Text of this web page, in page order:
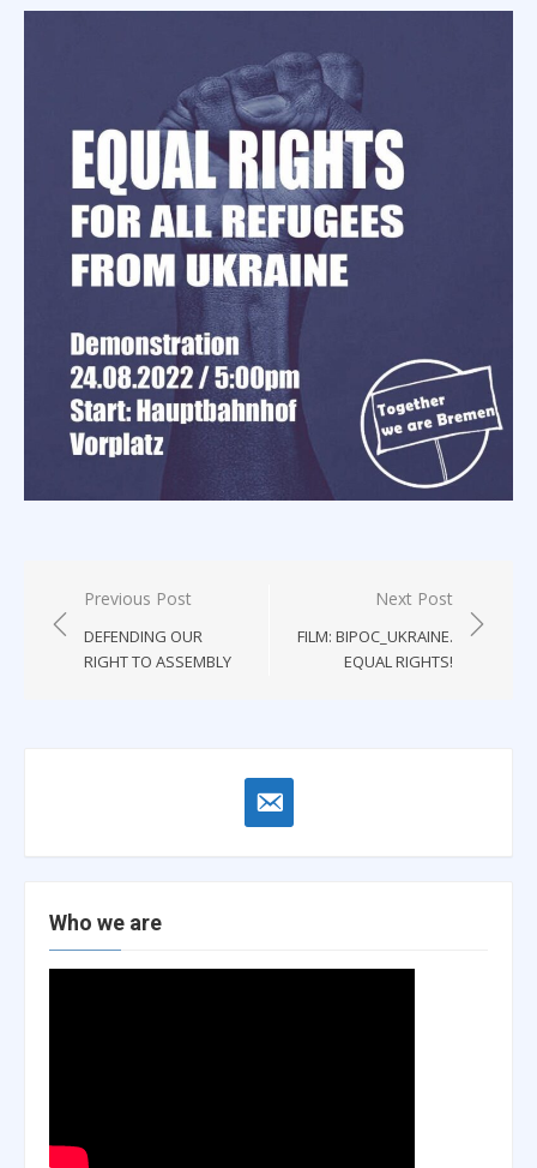
Post
navigation
Previous Post
DEFENDING OUR
RIGHT TO ASSEMBLY
Next Post
FILM: BIPOC_UKRAINE.
EQUAL RIGHTS!
email-
alt
Who we are